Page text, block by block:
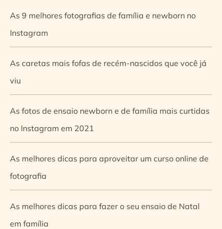
As 9 melhores fotografias de família e newborn no
Instagram
As caretas mais fofas de recém-nascidos que você já
viu
As fotos de ensaio newborn e de família mais curtidas
no Instagram em 2021
As melhores dicas para aproveitar um curso online de
fotografia
As melhores dicas para fazer o seu ensaio de Natal
em família